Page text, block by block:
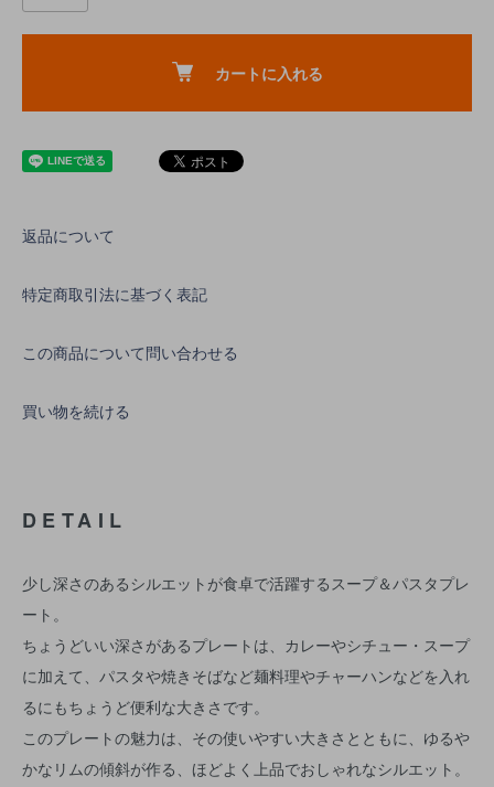
カートに入れる
返品について
特定商取引法に基づく表記
この商品について問い合わせる
買い物を続ける
DETAIL
少し深さのあるシルエットが食卓で活躍するスープ＆パスタプレ
ート。
ちょうどいい深さがあるプレートは、カレーやシチュー・スープ
に加えて、パスタや焼きそばなど麺料理やチャーハンなどを入れ
るにもちょうど便利な大きさです。
このプレートの魅力は、その使いやすい大きさとともに、ゆるや
かなリムの傾斜が作る、ほどよく上品でおしゃれなシルエット。